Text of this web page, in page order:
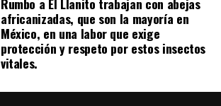
africanizadas, que son la mayoría en
México, en una labor que exige
protección y respeto por estos insectos
vitales.